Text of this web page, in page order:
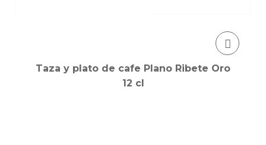
Taza y plato de cafe Plano Ribete Oro
12 cl